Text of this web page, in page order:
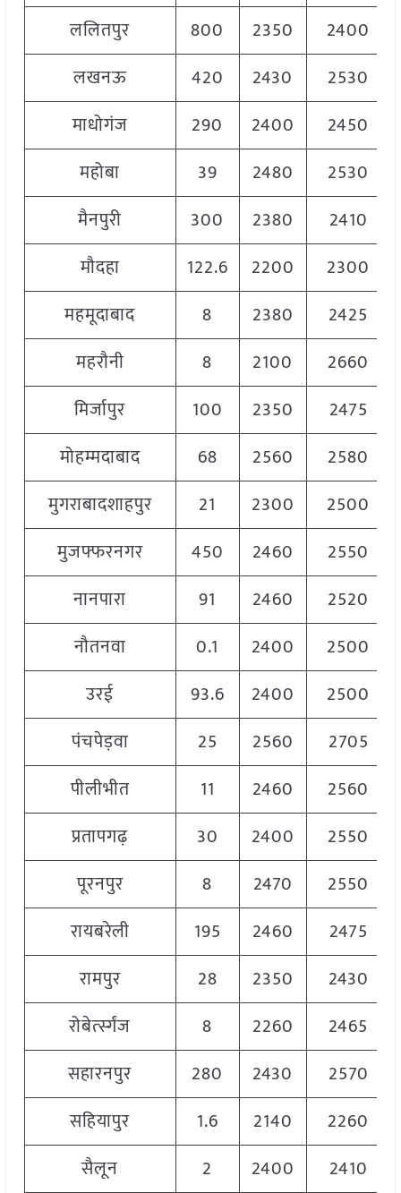
ललितपुर
800 2350 2400
लखनऊ
420 2430 2530
माधोगंज
290 2400
2450
महोबा
39 2480 2530
मैनपुरी
300 2380
2410
मौदहा
122.6 2200 2300
महमूदाबाद
8 2380 2425
महरौनी
8 2100 2660
मिर्जापुर
100 2350 2475
मोहम्मदाबाद
68 2560
2580
मुगराबादशाहपुर
21 2300 2500
मुजफ्फरनगर
450 2460 2550
नानपारा
91 2460 2520
नौतनवा
0.1 2400 2500
उरई
93.6 2400
2500
पंचपेड़वा
25 2560 2705
पीलीभीत
11 2460
2560
प्रतापगढ़
30 2400 2550
पूरनपुर
8 2470
2550
रायबरेली
195 2460
2475
रामपुर
28 2350 2430
रोबेर्त्स्गंज
8 2260
2465
सहारनपुर
280 2430 2570
सहियापुर
1.6 2140
2260
सैलून
2 2400 2410